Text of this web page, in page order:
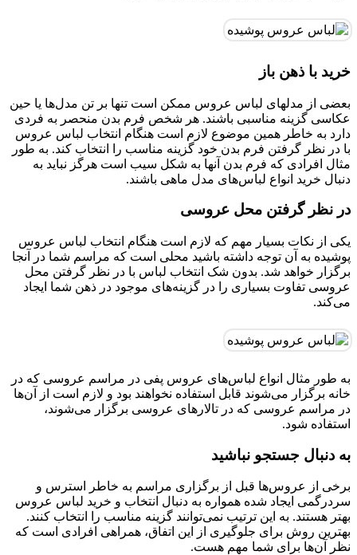
خرید با ذهن باز
بعضی از مدلهای لباس عروس ممکن است تنها بر تن مدل‌ها یا حین
عکاسی گزینه مناسبی باشند. هر شخص فرم بدن منحصر به فردی
دارد به خاطر همین موضوع لازم است هنگام انتخاب لباس عروس
با در نظر گرفتن فرم بدن خود گزینه مناسب را انتخاب کند. به طور
مثال افرادی که فرم بدن آنها به شکل سیب است هرگز نباید به
دنبال خرید انواع لباس‌های مدل ماهی باشند.
در نظر گرفتن محل عروسی
یکی از نکات بسیار مهم که لازم است هنگام انتخاب لباس عروس
پوشیده به آن توجه داشته باشید محلی است که مراسم شما در آنجا
برگزار خواهد شد. بدون شک انتخاب لباس با در نظر گرفتن محل
عروسی تفاوت بسیاری را در گزینه‌های موجود در ذهن شما ایجاد
می‌کند.
به طور مثال انواع لباس‌های عروس پفی در مراسم عروسی که در
خانه برگزار می‌شوند قابل استفاده نخواهند بود و لازم است از آن‌ها
در مراسم عروسی که در تالارهای عروسی برگزار می‌شوند،
استفاده شود.
به دنبال جستجو نباشید
برخی از عروس‌ها قبل از برگزاری مراسم به خاطر استرس و
سردرگمی ایجاد شده همواره به دنبال انتخاب و خرید لباس عروس
بهتر هستند. به این ترتیب نمی‌توانند گزینه مناسب را انتخاب کنند.
بهترین روش برای جلوگیری از این اتفاق، همراهی افرادی است که
نظر آن‌ها برای شما مهم هست.